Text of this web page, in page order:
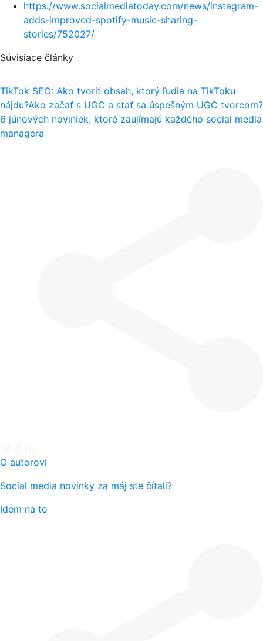
https://www.socialmediatoday.com/news/instagram-
adds-improved-spotify-music-sharing-
stories/752027/
Súvisiace články
TikTok SEO: Ako tvoriť obsah, ktorý ľudia na TikToku
nájdu?Ako začať s UGC a stať sa úspešným UGC tvorcom?
6 júnových noviniek, ktoré zaujímajú každého social media
managera
O autorovi
Social media novinky za máj ste čítali?
Idem na to